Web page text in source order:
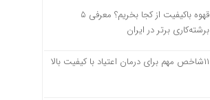
قهوه باکیفیت از کجا بخریم؟ معرفی ۵
برشته‌کاری برتر در ایران
۱۱شاخص مهم برای درمان اعتیاد با کیفیت بالا